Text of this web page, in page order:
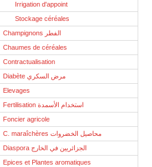
Irrigation d'appoint
Stockage céréales
Champignons الفطر
Chaumes de céréales
Contractualisation
Diabète مرض السكري
Elevages
Fertilisation استخدام الأسمدة
Foncier agricole
C. maraîchères محاصيل الخضروات
Diaspora الجزائريين في الخارج
Epices et Plantes aromatiques